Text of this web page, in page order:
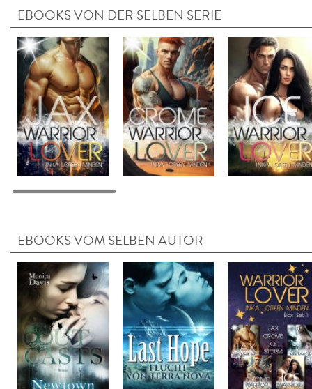
EBOOKS VON DER SELBEN SERIE
EBOOKS VOM SELBEN AUTOR